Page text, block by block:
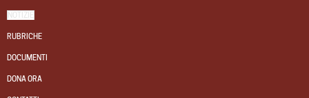
NOTIZIE
RUBRICHE
DOCUMENTI
DONA ORA